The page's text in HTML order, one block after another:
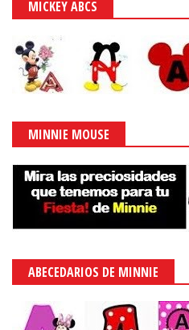
MICKEY ABCS
MINNIE MOUSE
ABECEDARIOS DE MINNIE